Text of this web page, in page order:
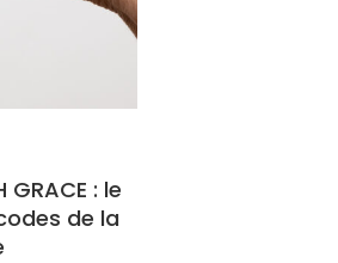
: le
de la